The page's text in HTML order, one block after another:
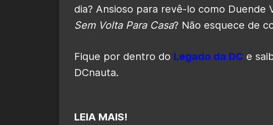
dia? Ansioso para revê-lo como Duende
Sem Volta Para Casa? Não esquece de
Fique por dentro do Legado da DC e
DCnauta.
LEIA MAIS!